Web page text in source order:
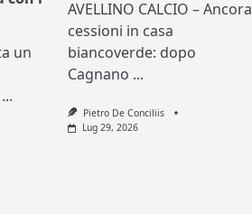
un
...
AVELLINO CALCIO – Ancora
cessioni in casa
biancoverde: dopo
Cagnano ...
Pietro De Conciliis
Lug 29, 2026